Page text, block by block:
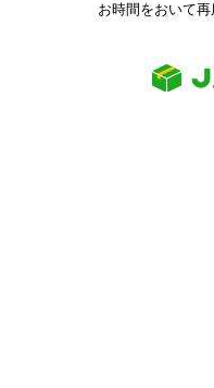
お時間をおいて